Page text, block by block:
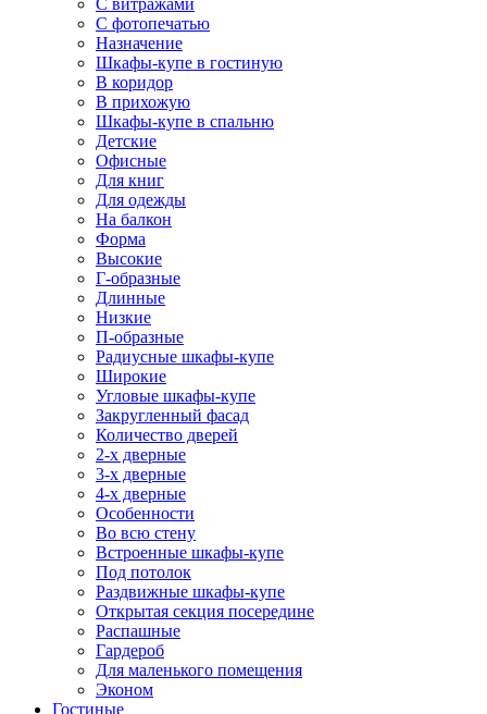
С витражами
С фотопечатью
Назначение
Шкафы-купе в гостиную
В коридор
В прихожую
Шкафы-купе в спальню
Детские
Офисные
Для книг
Для одежды
На балкон
Форма
Высокие
Г-образные
Длинные
Низкие
П-образные
Радиусные шкафы-купе
Широкие
Угловые шкафы-купе
Закругленный фасад
Количество дверей
2-х дверные
3-х дверные
4-х дверные
Особенности
Во всю стену
Встроенные шкафы-купе
Под потолок
Раздвижные шкафы-купе
Открытая секция посередине
Распашные
Гардероб
Для маленького помещения
Эконом
Гостиные